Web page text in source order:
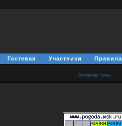
Гостевая Участники Правила
Активные темы